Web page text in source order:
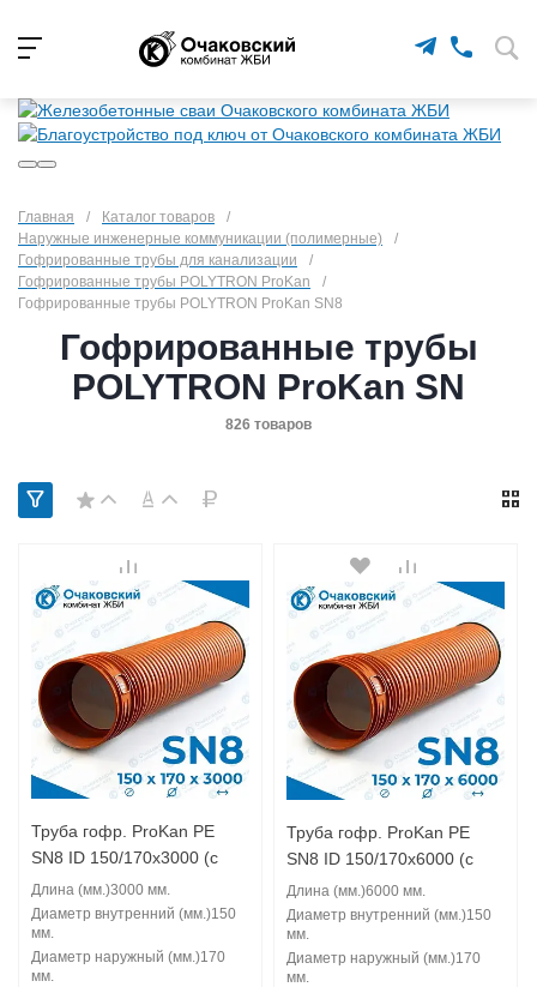
Главная / Каталог товаров
/
Наружные инженерные коммуникации (полимерные)
/
Гофрированные трубы для канализации
/
Гофрированные трубы POLYTRON ProKan
/
Гофрированные трубы POLYTRON ProKan SN8
Гофрированные трубы
POLYTRON ProKan SN
826 товаров
Труба гофр. ProKan PE
SN8 ID 150/170x3000 (с
муфтой)
Длина (мм.)3000 мм.
Диаметр внутренний (мм.)150
мм.
Диаметр наружный (мм.)170
мм.
Труба гофр. ProKan PE
SN8 ID 150/170x6000 (с
муфтой)
Длина (мм.)6000 мм.
Диаметр внутренний (мм.)150
мм.
Диаметр наружный (мм.)170
мм.